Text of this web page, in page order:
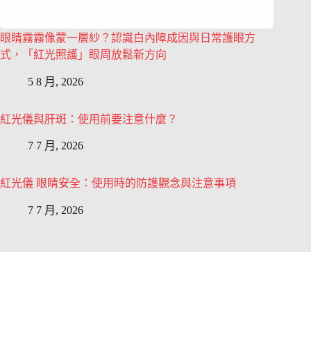
眼睛霧霧像蒙一層紗？認識白內障成因與日常護眼方
式，「紅光照護」眼周放鬆新方向
5 8 月, 2026
紅光儀與肝斑：使用前要注意什麼？
7 7 月, 2026
紅光儀 眼睛安全：使用時的防護觀念與注意事項
7 7 月, 2026